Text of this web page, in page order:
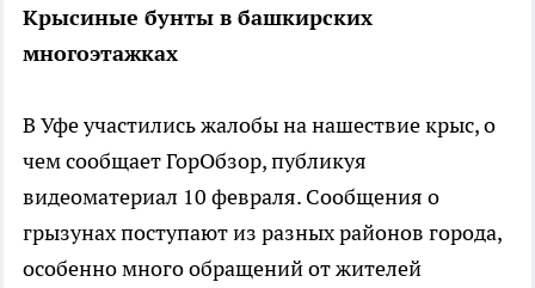
Крысиные бунты в башкирских
многоэтажках
В Уфе участились жалобы на нашествие крыс, о
чем сообщает ГорОбзор, публикуя
видеоматериал 10 февраля. Сообщения о
грызунах поступают из разных районов города,
особенно много обращений от жителей